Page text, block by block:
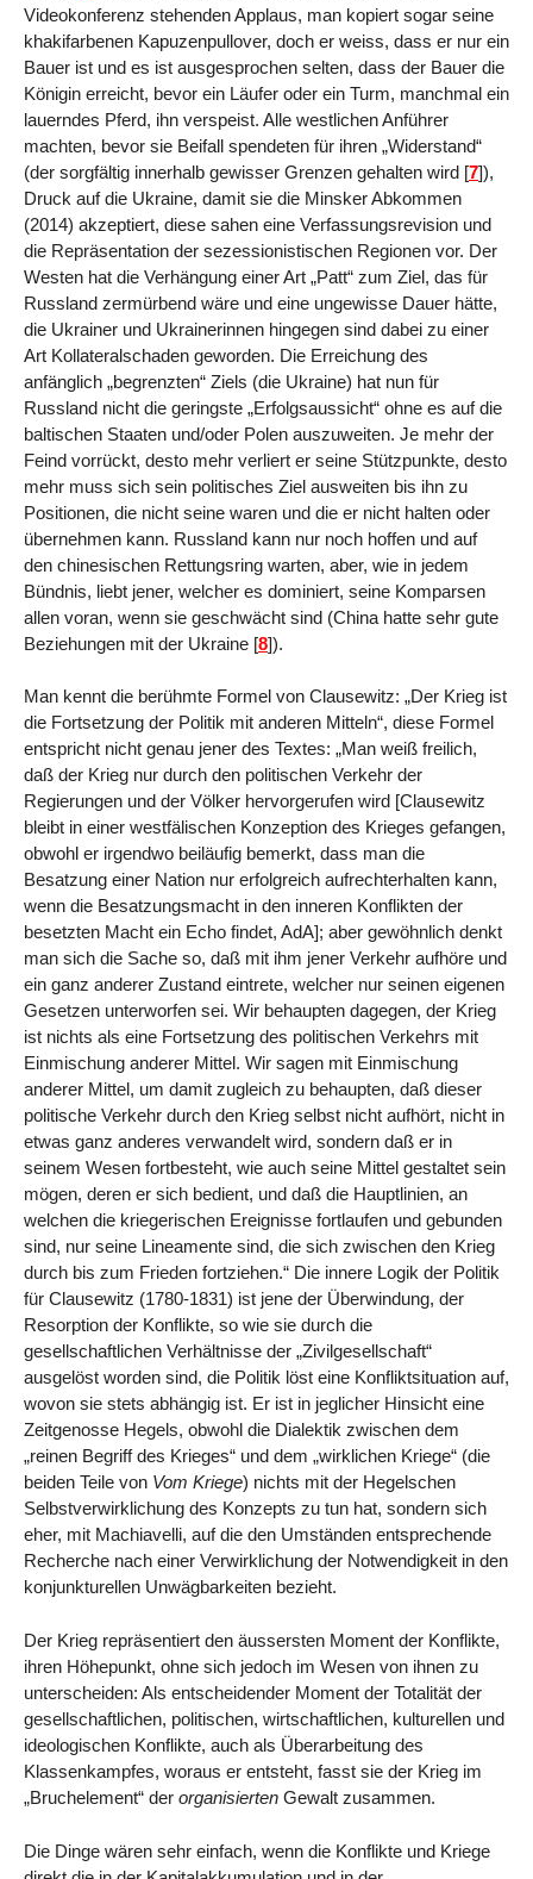
Videokonferenz stehenden Applaus, man kopiert sogar seine
khakifarbenen Kapuzenpullover, doch er weiss, dass er nur ein
Bauer ist und es ist ausgesprochen selten, dass der Bauer die
Königin erreicht, bevor ein Läufer oder ein Turm, manchmal ein
lauerndes Pferd, ihn verspeist. Alle westlichen Anführer
machten, bevor sie Beifall spendeten für ihren „Widerstand“
(der sorgfältig innerhalb gewisser Grenzen gehalten wird [7]),
Druck auf die Ukraine, damit sie die Minsker Abkommen
(2014) akzeptiert, diese sahen eine Verfassungsrevision und
die Repräsentation der sezessionistischen Regionen vor. Der
Westen hat die Verhängung einer Art „Patt“ zum Ziel, das für
Russland zermürbend wäre und eine ungewisse Dauer hätte,
die Ukrainer und Ukrainerinnen hingegen sind dabei zu einer
Art Kollateralschaden geworden. Die Erreichung des
anfänglich „begrenzten“ Ziels (die Ukraine) hat nun für
Russland nicht die geringste „Erfolgsaussicht“ ohne es auf die
baltischen Staaten und/oder Polen auszuweiten. Je mehr der
Feind vorrückt, desto mehr verliert er seine Stützpunkte, desto
mehr muss sich sein politisches Ziel ausweiten bis ihn zu
Positionen, die nicht seine waren und die er nicht halten oder
übernehmen kann. Russland kann nur noch hoffen und auf
den chinesischen Rettungsring warten, aber, wie in jedem
Bündnis, liebt jener, welcher es dominiert, seine Komparsen
allen voran, wenn sie geschwächt sind (China hatte sehr gute
Beziehungen mit der Ukraine [8]).
Man kennt die berühmte Formel von Clausewitz: „Der Krieg ist
die Fortsetzung der Politik mit anderen Mitteln“, diese Formel
entspricht nicht genau jener des Textes: „Man weiß freilich,
daß der Krieg nur durch den politischen Verkehr der
Regierungen und der Völker hervorgerufen wird [Clausewitz
bleibt in einer westfälischen Konzeption des Krieges gefangen,
obwohl er irgendwo beiläufig bemerkt, dass man die
Besatzung einer Nation nur erfolgreich aufrechterhalten kann,
wenn die Besatzungsmacht in den inneren Konflikten der
besetzten Macht ein Echo findet, AdA]; aber gewöhnlich denkt
man sich die Sache so, daß mit ihm jener Verkehr aufhöre und
ein ganz anderer Zustand eintrete, welcher nur seinen eigenen
Gesetzen unterworfen sei. Wir behaupten dagegen, der Krieg
ist nichts als eine Fortsetzung des politischen Verkehrs mit
Einmischung anderer Mittel. Wir sagen mit Einmischung
anderer Mittel, um damit zugleich zu behaupten, daß dieser
politische Verkehr durch den Krieg selbst nicht aufhört, nicht in
etwas ganz anderes verwandelt wird, sondern daß er in
seinem Wesen fortbesteht, wie auch seine Mittel gestaltet sein
mögen, deren er sich bedient, und daß die Hauptlinien, an
welchen die kriegerischen Ereignisse fortlaufen und gebunden
sind, nur seine Lineamente sind, die sich zwischen den Krieg
durch bis zum Frieden fortziehen.“ Die innere Logik der Politik
für Clausewitz (1780-1831) ist jene der Überwindung, der
Resorption der Konflikte, so wie sie durch die
gesellschaftlichen Verhältnisse der „Zivilgesellschaft“
ausgelöst worden sind, die Politik löst eine Konfliktsituation auf,
wovon sie stets abhängig ist. Er ist in jeglicher Hinsicht eine
Zeitgenosse Hegels, obwohl die Dialektik zwischen dem
„reinen Begriff des Krieges“ und dem „wirklichen Kriege“ (die
beiden Teile von Vom Kriege) nichts mit der Hegelschen
Selbstverwirklichung des Konzepts zu tun hat, sondern sich
eher, mit Machiavelli, auf die den Umständen entsprechende
Recherche nach einer Verwirklichung der Notwendigkeit in den
konjunkturellen Unwägbarkeiten bezieht.
Der Krieg repräsentiert den äussersten Moment der Konflikte,
ihren Höhepunkt, ohne sich jedoch im Wesen von ihnen zu
unterscheiden: Als entscheidender Moment der Totalität der
gesellschaftlichen, politischen, wirtschaftlichen, kulturellen und
ideologischen Konflikte, auch als Überarbeitung des
Klassenkampfes, woraus er entsteht, fasst sie der Krieg im
„Bruchelement“ der organisierten Gewalt zusammen.
Die Dinge wären sehr einfach, wenn die Konflikte und Kriege